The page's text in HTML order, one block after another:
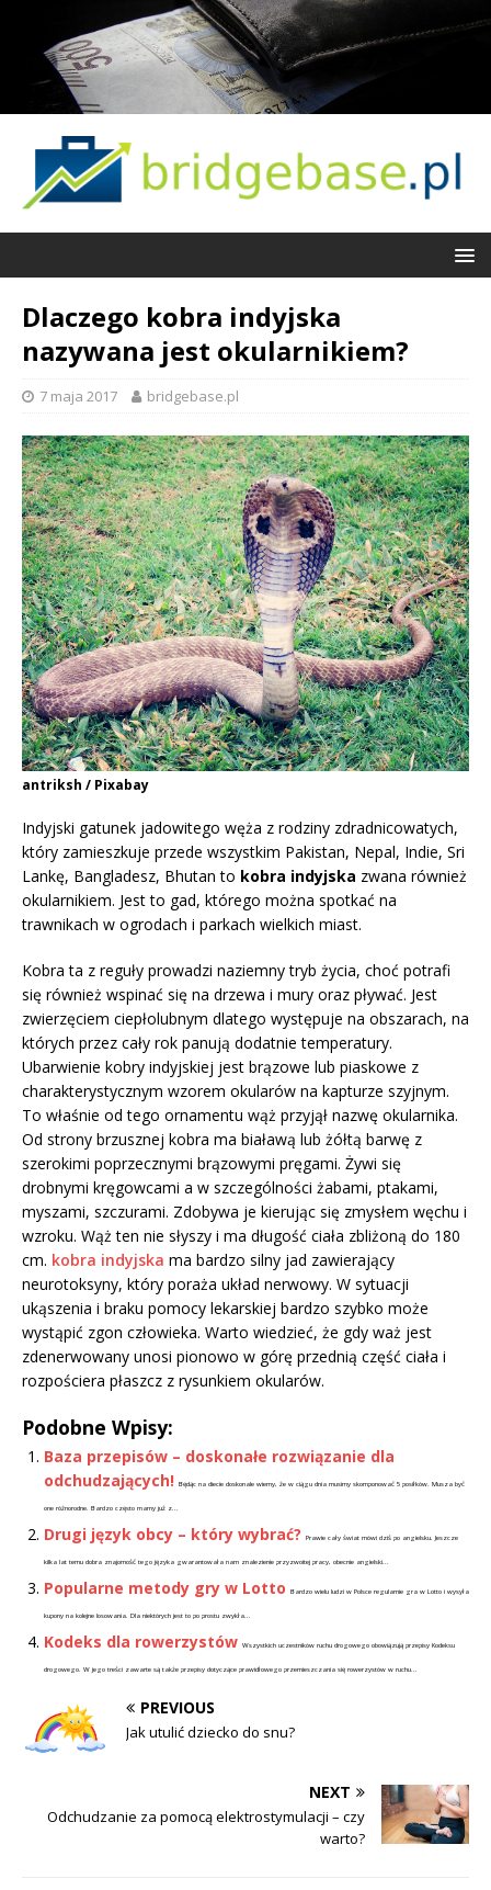
Dlaczego kobra indyjska
nazywana jest okularnikiem?
7 maja 2017 bridgebase.pl
antriksh / Pixabay
Indyjski gatunek jadowitego węża z rodziny zdradnicowatych,
który zamieszkuje przede wszystkim Pakistan, Nepal, Indie, Sri
Lankę, Bangladesz, Bhutan to kobra indyjska zwana również
okularnikiem. Jest to gad, którego można spotkać na
trawnikach w ogrodach i parkach wielkich miast.
Kobra ta z reguły prowadzi naziemny tryb życia, choć potrafi
się również wspinać się na drzewa i mury oraz pływać. Jest
zwierzęciem ciepłolubnym dlatego występuje na obszarach, na
których przez cały rok panują dodatnie temperatury.
Ubarwienie kobry indyjskiej jest brązowe lub piaskowe z
charakterystycznym wzorem okularów na kapturze szyjnym.
To właśnie od tego ornamentu wąż przyjął nazwę okularnika.
Od strony brzusznej kobra ma białawą lub żółtą barwę z
szerokimi poprzecznymi brązowymi pręgami. Żywi się
drobnymi kręgowcami a w szczególności żabami, ptakami,
myszami, szczurami. Zdobywa je kierując się zmysłem węchu i
wzroku. Wąż ten nie słyszy i ma długość ciała zbliżoną do 180
cm. kobra indyjska ma bardzo silny jad zawierający
neurotoksyny, który poraża układ nerwowy. W sytuacji
ukąszenia i braku pomocy lekarskiej bardzo szybko może
wystąpić zgon człowieka. Warto wiedzieć, że gdy waż jest
zdenerwowany unosi pionowo w górę przednią część ciała i
rozpościera płaszcz z rysunkiem okularów.
Podobne Wpisy:
Baza przepisów – doskonałe rozwiązanie dla
odchudzających!
Będąc na diecie doskonale wiemy, że w ciągu dnia musimy skomponować 5 posiłków. Musza być
one różnorodne. Bardzo często mamy już z...
Drugi język obcy – który wybrać? Prawie cały świat mówi dziś po angielsku. Jeszcze
kilka lat temu dobra znajomość tego języka gwarantowała nam znalezienie przyzwoitej pracy, obecnie angielski...
Popularne metody gry w Lotto Bardzo wielu ludzi w Polsce regularnie gra w Lotto i wysyła
kupony na kolejne losowania. Dla niektórych jest to po prostu zwykła...
Kodeks dla rowerzystów Wszystkich uczestników ruchu drogowego obowiązują przepisy Kodeksu
drogowego. W jego treści zawarte są także przepisy dotyczące prawidłowego przemieszczania się rowerzystów w ruchu...
PREVIOUS
Jak utulić dziecko do snu?
NEXT
Odchudzanie za pomocą elektrostymulacji – czy
warto?